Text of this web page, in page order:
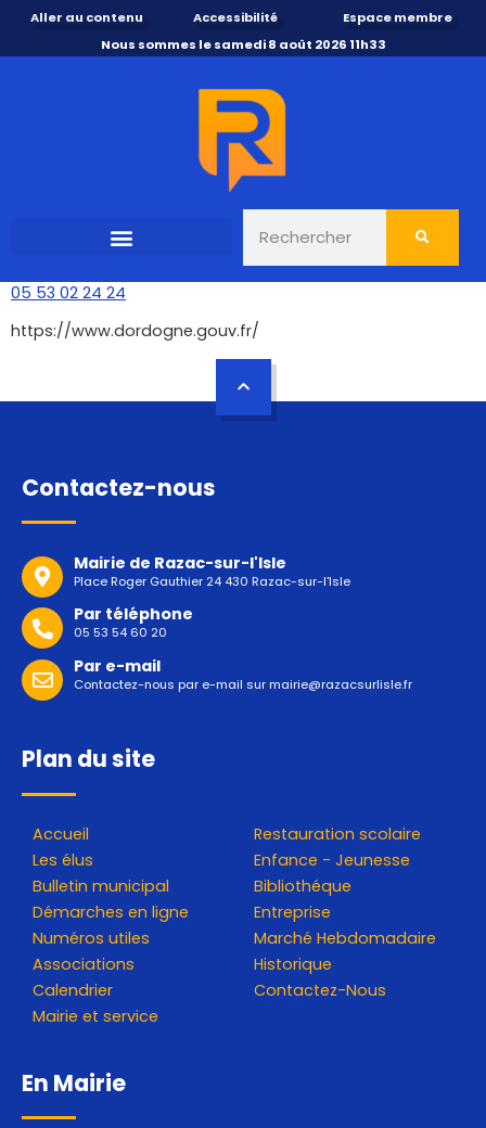
Aller au contenu Accessibilité
Espace membre
Nous sommes le samedi 8 août 2026 11h33
05 53 02 24 24
https://www.dordogne.gouv.fr/
Contactez-nous
Mairie de Razac-sur-l'Isle
Place Roger Gauthier 24 430 Razac-sur-l'Isle
Par téléphone
05 53 54 60 20
Par e-mail
Contactez-nous par e-mail surmairie@razacsurlisle.fr
Plan du site
Accueil
Les élus
Bulletin municipal
Démarches en ligne
Numéros utiles
Associations
Calendrier
Mairie et service
Restauration scolaire
Enfance - Jeunesse
Bibliothéque
Entreprise
Marché Hebdomadaire
Historique
Contactez-Nous
En Mairie